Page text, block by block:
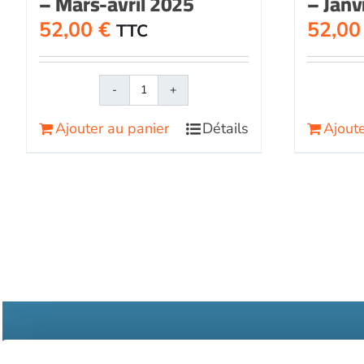
52,00 € TTC
quantité
Face
2025
Ajouter au panier Détails
52,00